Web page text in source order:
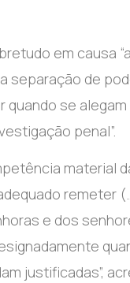
em causa
de
se
penal”.
material
remeter
e dos
justificadas”,